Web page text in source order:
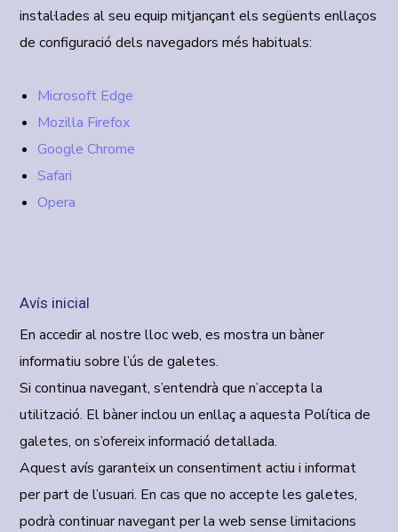
instal·lades al seu equip mitjançant els següents enllaços
de configuració dels navegadors més habituals:
Microsoft Edge
Mozilla Firefox
Google Chrome
Safari
Opera
Avís inicial
En accedir al nostre lloc web, es mostra un bàner
informatiu sobre l’ús de galetes.
Si continua navegant, s’entendrà que n’accepta la
utilització. El bàner inclou un enllaç a aquesta Política de
galetes, on s’ofereix informació detallada.
Aquest avís garanteix un consentiment actiu i informat
per part de l’usuari. En cas que no accepte les galetes,
podrà continuar navegant per la web sense limitacions